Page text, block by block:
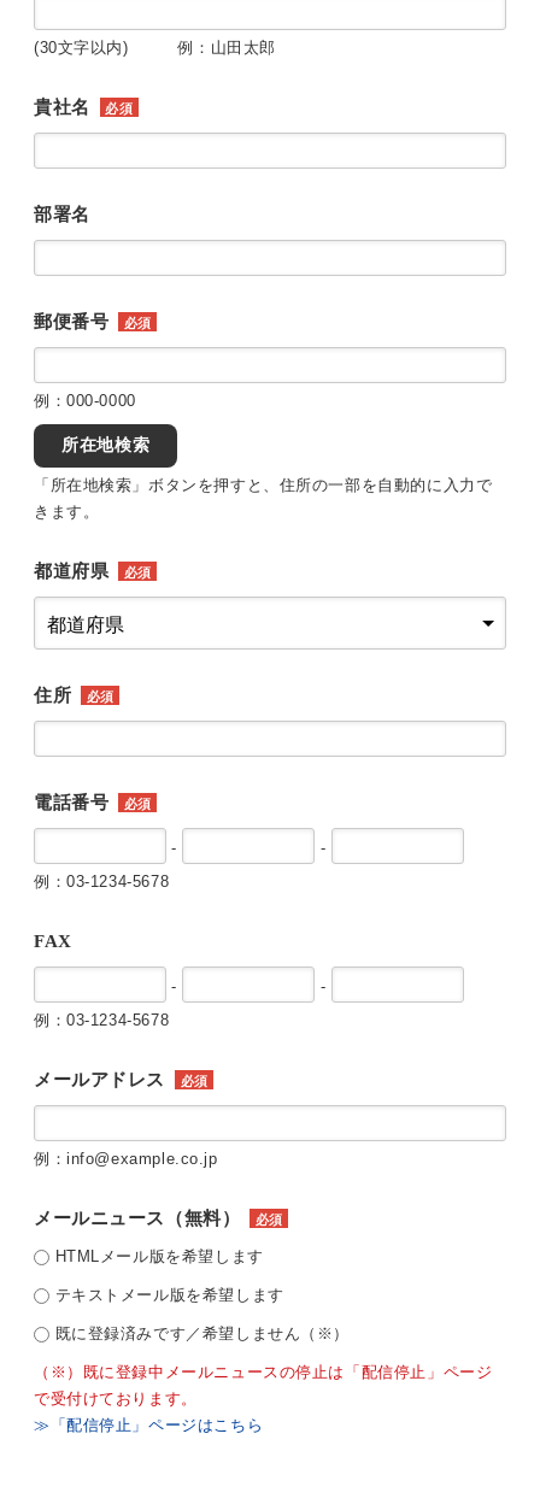
(30文字以内) 例：山田太郎
貴社名 必須
部署名
郵便番号 必須
例：000-0000
所在地検索
「所在地検索」ボタンを押すと、住所の一部を自動的に入力で
きます。
都道府県 必須
住所 必須
電話番号 必須
-
-
例：03-1234-5678
FAX
-
-
例：03-1234-5678
メールアドレス 必須
例：info@example.co.jp
メールニュース（無料） 必須
HTMLメール版を希望します
テキストメール版を希望します
既に登録済みです／希望しません（※）
（※）既に登録中メールニュースの停止は「配信停止」ページ
で受付けております。
≫「配信停止」ページはこちら